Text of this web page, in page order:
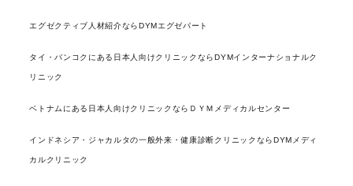
エグゼクティブ人材紹介ならDYMエグゼパート
タイ・バンコクにある日本人向けクリニックならDYMインターナショナルク
リニック
ベトナムにある日本人向けクリニックならＤＹＭメディカルセンター
インドネシア・ジャカルタの一般外来・健康診断クリニックならDYMメディ
カルクリニック